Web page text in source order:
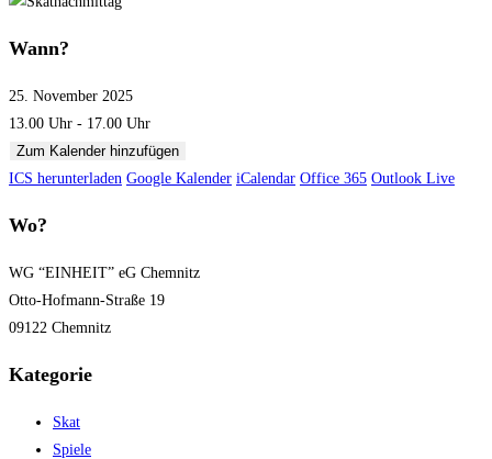
Wann?
25. November 2025
13.00 Uhr - 17.00 Uhr
Zum Kalender hinzufügen
ICS herunterladen Google Kalender iCalendar Office 365 Outlook Live
Wo?
WG “EINHEIT” eG Chemnitz
Otto-Hofmann-Straße 19
09122 Chemnitz
Kategorie
Skat
Spiele